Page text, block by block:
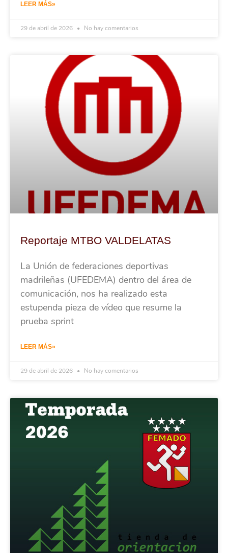
LEER MÁS»
29 de abril de 2026 No hay comentarios
Reportaje MTBO VALDELATAS
La Unión de federaciones deportivas
madrileñas (UFEDEMA) dentro del área de
comunicación, nos ha realizado esta
estupenda pieza de vídeo que resume la
prueba sprint
LEER MÁS»
29 de abril de 2026 No hay comentarios